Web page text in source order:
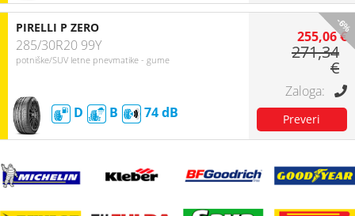
-6%
PIRELLI P ZERO
285/30R20 99Y
potniške/SUV letne pnevmatike - gume
D B 74
255,06 €
271,34
€